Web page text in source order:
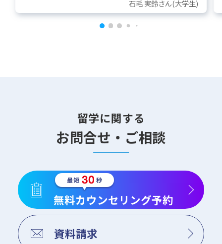
石毛 実鈴さん(大学生)
留学に関する
お問合せ・ご相談
無料カウンセリング予約
資料請求